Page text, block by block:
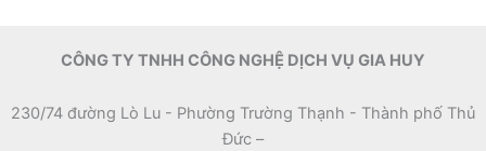
CÔNG TY TNHH CÔNG NGHỆ DỊCH VỤ GIA HUY
230/74 đường Lò Lu - Phường Trường Thạnh - Thành phố Thủ
Đức –